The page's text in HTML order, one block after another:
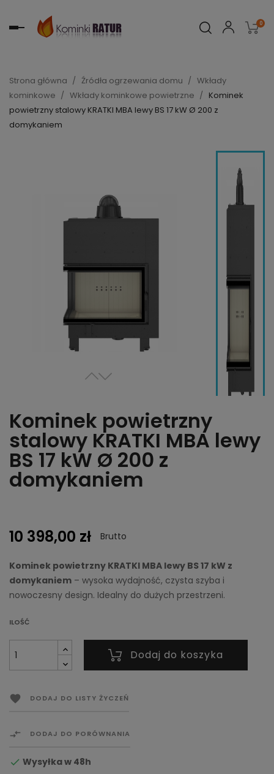
Toggle 0
Strona główna Źródła ogrzewania domu
Wkłady
kominkowe
Wkłady kominkowe powietrzne
Kominek
powietrzny stalowy KRATKI MBA lewy BS 17 kW Ø 200 z
domykaniem
Kominek powietrzny
stalowy KRATKI MBA lewy
BS 17 kW Ø 200 z
domykaniem
10 398,00 zł Brutto
Kominek powietrzny KRATKI MBA lewy BS 17 kW z
domykaniem – wysoka wydajność, czysta szyba i
nowoczesny design. Idealny do dużych przestrzeni.
ILOŚĆ
Dodaj do koszyka
 DODAJ DO LISTY ŻYCZEŃ
 DODAJ DO PORÓWNANIA
 Wysyłka w 48h